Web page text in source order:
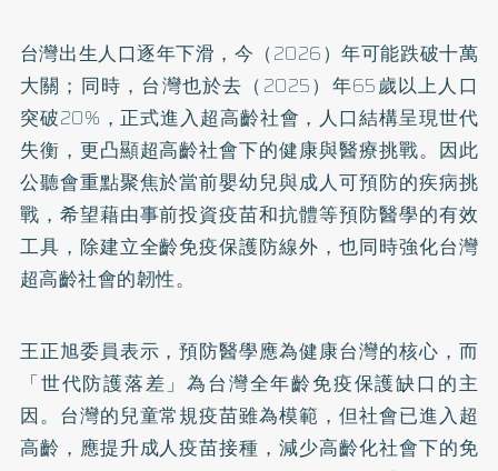
台灣出生人口逐年下滑，今（2026）年可能跌破十萬
大關；同時，台灣也於去（2025）年65歲以上人口
突破20%，正式進入超高齡社會，人口結構呈現世代
失衡，更凸顯超高齡社會下的健康與醫療挑戰。因此
公聽會重點聚焦於當前嬰幼兒與成人可預防的疾病挑
戰，希望藉由事前投資疫苗和抗體等預防醫學的有效
工具，除建立全齡免疫保護防線外，也同時強化台灣
超高齡社會的韌性。
王正旭委員表示，預防醫學應為健康台灣的核心，而
「世代防護落差」為台灣全年齡免疫保護缺口的主
因。台灣的兒童常規疫苗雖為模範，但社會已進入超
高齡，應提升成人疫苗接種，減少高齡化社會下的免